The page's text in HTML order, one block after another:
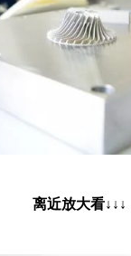
离近放大看↓↓↓